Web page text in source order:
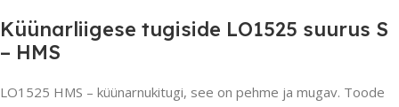
Küünarliigese tugiside LO1525 suurus S
– HMS
LO1525 HMS – küünarnukitugi, see on pehme ja mugav. Toode